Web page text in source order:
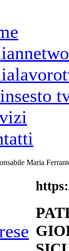
Maria